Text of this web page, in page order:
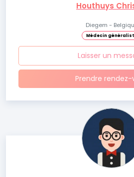
Houthuys
Diegem -
Médecin
Laisser un
Prendre rendez-